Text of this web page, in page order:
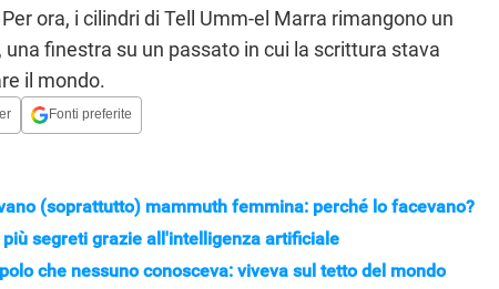
ora, i cilindri di Tell Umm-el Marra rimangono un
finestra su un passato in cui la scrittura stava
il mondo.
Fonti preferite
(soprattutto) mammuth femmina: perché lo facevano?
segreti grazie all'intelligenza artificiale
che nessuno conosceva: viveva sul tetto del mondo